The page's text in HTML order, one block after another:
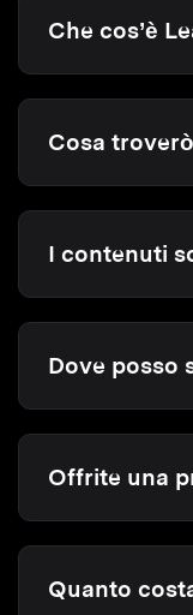
Che cos’è
Cosa
I contenuti
Dove posso
Offrite una
Quanto